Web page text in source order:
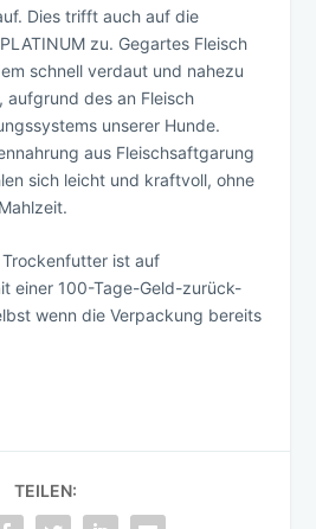
Dies trifft auch auf die
zu. Gegartes Fleisch
schnell verdaut und nahezu
des an Fleisch
unserer Hunde.
aus Fleischsaftgarung
sich leicht und kraftvoll, ohne
ist auf
einer 100-Tage-Geld-zurück-
wenn die Verpackung bereits
TEILEN: